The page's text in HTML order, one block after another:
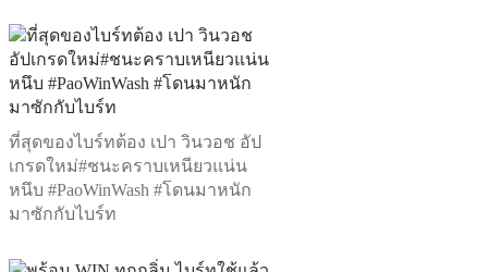
ที่สุดของไบร์ทต้อง เปา วินวอช อัป
เกรดใหม่#ชนะคราบเหนียวแน่น
หนึบ #PaoWinWash #โดนมาหนัก
มาซักกับไบร์ท